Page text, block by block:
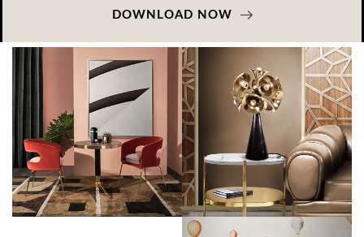
DOWNLOAD NOW